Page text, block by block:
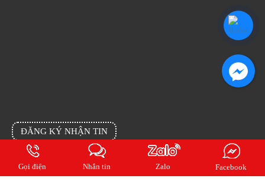
ĐĂNG KÝ NHẬN TIN
Đăng ký email của bạn cho chúng tôi để cập nhật tin mới nhất từng ngày
Gọi điện
Nhắn tin Zalo Facebook